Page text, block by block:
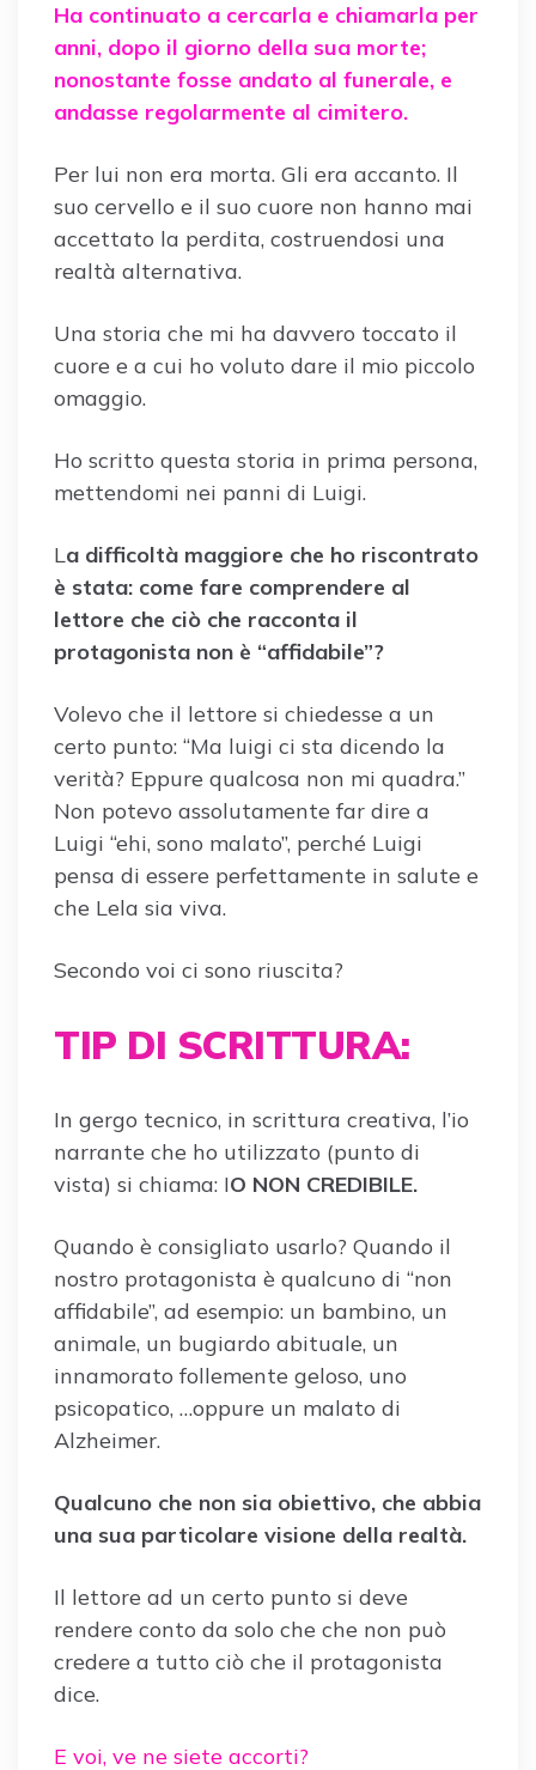
Ha continuato a cercarla e chiamarla per
anni, dopo il giorno della sua morte;
nonostante fosse andato al funerale, e
andasse regolarmente al cimitero.
Per lui non era morta. Gli era accanto. Il
suo cervello e il suo cuore non hanno mai
accettato la perdita, costruendosi una
realtà alternativa.
Una storia che mi ha davvero toccato il
cuore e a cui ho voluto dare il mio piccolo
omaggio.
Ho scritto questa storia in prima persona,
mettendomi nei panni di Luigi.
La difficoltà maggiore che ho riscontrato
è stata: come fare comprendere al
lettore che ciò che racconta il
protagonista non è “affidabile”?
Volevo che il lettore si chiedesse a un
certo punto: “Ma luigi ci sta dicendo la
verità? Eppure qualcosa non mi quadra.”
Non potevo assolutamente far dire a
Luigi “ehi, sono malato”, perché Luigi
pensa di essere perfettamente in salute e
che Lela sia viva.
Secondo voi ci sono riuscita?
TIP DI SCRITTURA:
In gergo tecnico, in scrittura creativa, l’io
narrante che ho utilizzato (punto di
vista) si chiama: IO NON CREDIBILE.
Quando è consigliato usarlo? Quando il
nostro protagonista è qualcuno di “non
affidabile”, ad esempio: un bambino, un
animale, un bugiardo abituale, un
innamorato follemente geloso, uno
psicopatico, …oppure un malato di
Alzheimer.
Qualcuno che non sia obiettivo, che abbia
una sua particolare visione della realtà.
Il lettore ad un certo punto si deve
rendere conto da solo che che non può
credere a tutto ciò che il protagonista
dice.
E voi, ve ne siete accorti?